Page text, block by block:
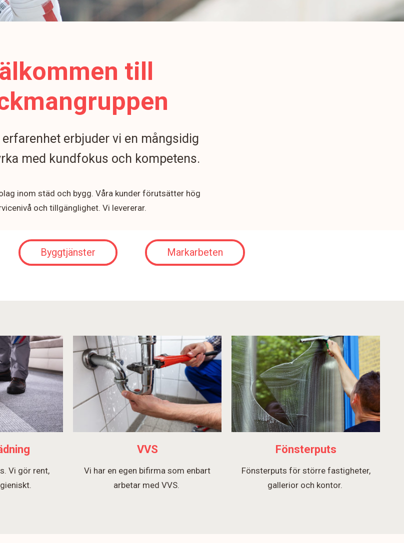
till
erfarenhet erbjuder vi en mångsidig
med kundfokus och kompetens.
inom städ och bygg. Våra kunder förutsätter hög
och tillgänglighet. Vi levererar.
Byggtjänster Markarbeten
Vi gör rent,
VVS
Vi har en egen bifirma som enbart
arbetar med VVS.
Fönsterputs
Fönsterputs för större fastigheter,
gallerior och kontor.